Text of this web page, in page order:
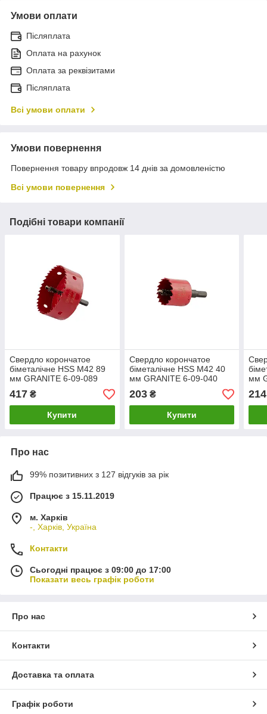
Умови оплати
Післяплата
Оплата на рахунок
Оплата за реквізитами
Післяплата
Всі умови оплати
Умови повернення
Повернення товару впродовж 14 днів за домовленістю
Всі умови повернення
Подібні товари компанії
Свердло корончатое
біметалічне HSS M42 89
мм GRANITE 6-09-089
417 ₴
Купити
Свердло корончатое
біметалічне HSS M42 40
мм GRANITE 6-09-040
203₴
Купити
мм
214
Про нас
99% позитивних з 127 відгуків за рік
Працює з 15.11.2019
м. Харків
-, Харків, Україна
Контакти
Сьогодні працює з 09:00 до 17:00
Показати весь графік роботи
Про нас
Контакти
Доставка та оплата
Графік роботи